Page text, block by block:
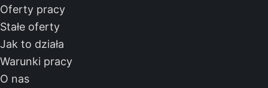
Oferty pracy
Stałe oferty
Jak to działa
Warunki pracy
O nas